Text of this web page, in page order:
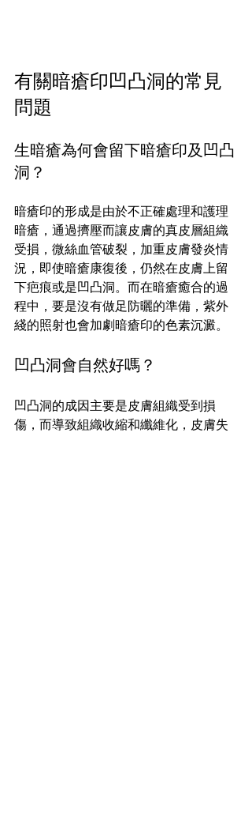
有關暗瘡印凹凸洞的常見
問題
生暗瘡為何會留下暗瘡印及凹凸
洞？
暗瘡印的形成是由於不正確處理和護理
暗瘡，通過擠壓而讓皮膚的真皮層組織
受損，微絲血管破裂，加重皮膚發炎情
況，即使暗瘡康復後，仍然在皮膚上留
下疤痕或是凹凸洞。而在暗瘡癒合的過
程中，要是沒有做足防曬的準備，紫外
綫的照射也會加劇暗瘡印的色素沉澱。
凹凸洞會自然好嗎？
凹凸洞的成因主要是皮膚組織受到損
傷，而導致組織收縮和纖維化，皮膚失